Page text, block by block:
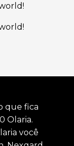
que fica
Olaria.
você